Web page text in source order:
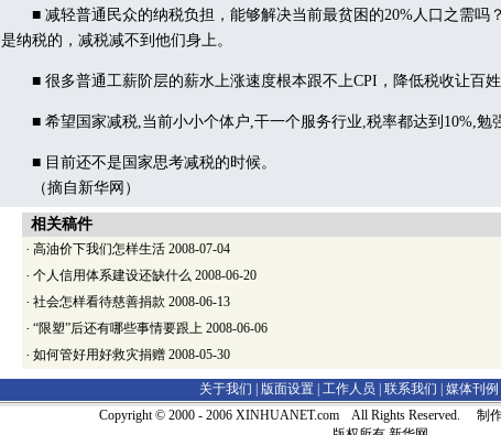
■ 减轻普通民众的纳税负担，能够解决当前最贫困的20%人口之需吗
是纳税的，减税减不到他们身上。
■ 很多普通工薪阶层的薪水上涨速度根本跟不上CPI，降低税收让百姓
■ 希望国家减税,当前小小个体户,干一个服务行业,税率都达到10%,勉
■ 目前还不是国家思考减税的时候。
（摘自新华网）
相关稿件
· 高油价下我们怎样生活 2008-07-04
· 个人信用体系建设还缺什么 2008-06-20
· 社会怎样看待慈善捐款 2008-06-13
· “限塑”后还有哪些事情要跟上 2008-06-06
· 如何管好用好救灾捐赠 2008-05-30
关于我们 | 版面设置 工作人员 联系我们 媒体刊例
Copyright © 2000 - 2006 XINHUANET.com All Rights Reserved. 制